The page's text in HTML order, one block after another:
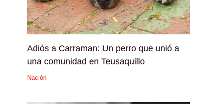
Adiós a Carraman: Un perro que unió a
una comunidad en Teusaquillo
Nación